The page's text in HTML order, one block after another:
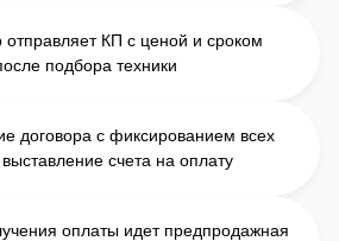
КП с ценой и сроком
подбора техники
договора с фиксированием всех
счета на оплату
оплаты идет предпродажная